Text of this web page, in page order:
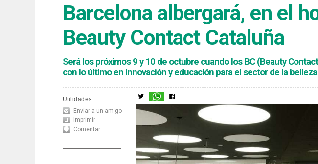
Barcelona albergará, en el
Beauty Contact Cataluña
Será los próximos 9 y 10 de octubre cuando los BC (Beauty
con lo último en innovación y educación para el sector de la
Utilidades
Enviar a un amigo
Imprimir
Comentar